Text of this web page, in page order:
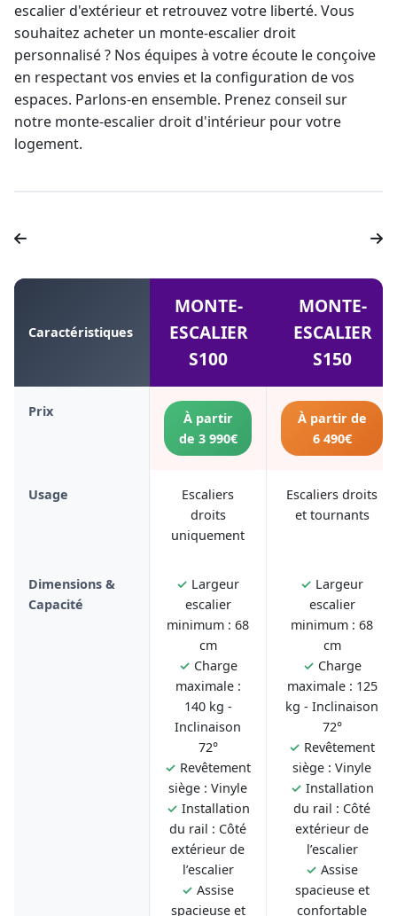
escalier d'extérieur et retrouvez votre liberté. Vous
souhaitez acheter un monte-escalier droit
personnalisé ? Nos équipes à votre écoute le conçoive
en respectant vos envies et la configuration de vos
espaces. Parlons-en ensemble. Prenez conseil sur
notre monte-escalier droitd'intérieur pour votre
logement.
Caractéristiques
MONTE-
ESCALIER
S100
MONTE-
ESCALIER
S150
Prix
À partir
de 3 990€
À partir de
6 490€
Usage
Escaliers
droits
uniquement
Escaliers droits
et tournants
Dimensions &
Capacité
✓ Largeur
escalier
minimum : 68
cm
✓ Charge
maximale :
140 kg -
Inclinaison
72°
✓ Revêtement
siège : Vinyle
✓ Installation
du rail : Côté
extérieur de
l’escalier
✓ Assise
spacieuse et
✓ Largeur
escalier
minimum : 68
cm
✓ Charge
maximale : 125
kg - Inclinaison
72°
✓ Revêtement
siège : Vinyle
✓ Installation
du rail : Côté
extérieur de
l’escalier
✓ Assise
spacieuse et
confortable